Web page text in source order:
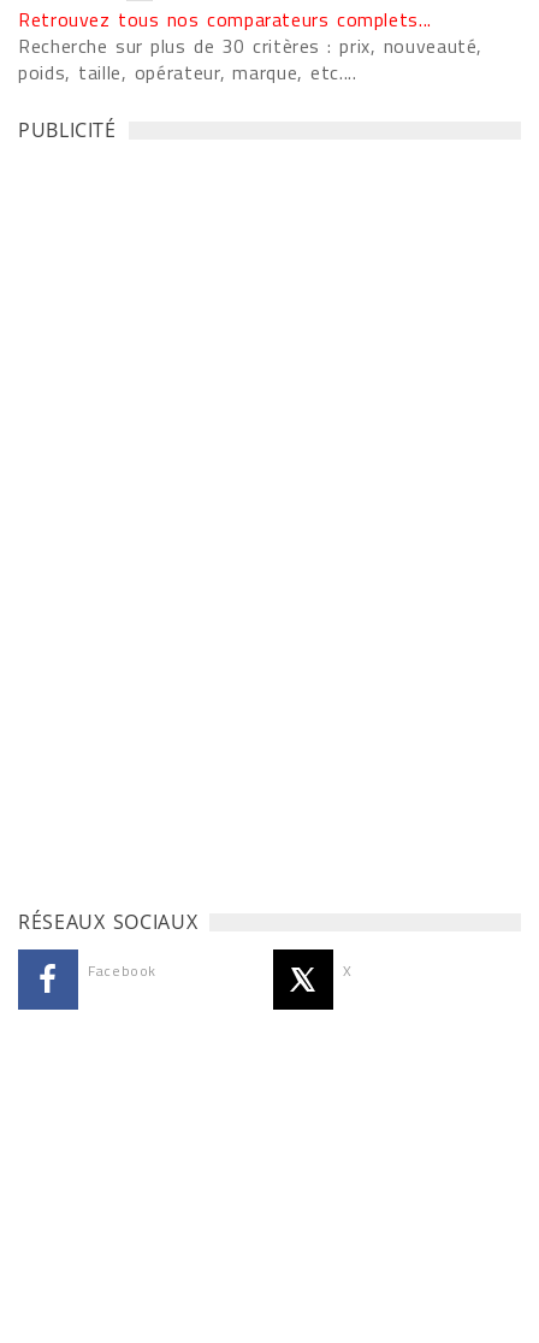
Retrouvez tous nos comparateurs complets...
Recherche sur plus de 30 critères : prix, nouveauté,
poids, taille, opérateur, marque, etc....
PUBLICITÉ
RÉSEAUX SOCIAUX
Facebook X